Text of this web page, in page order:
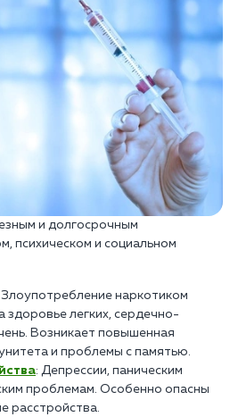
и долгосрочным
психическом и социальном
наркотиком
здоровье легких, сердечно-
Возникает повышенная
и проблемы с памятью.
: Депрессии, паническим
проблемам. Особенно опасны
расстройства.